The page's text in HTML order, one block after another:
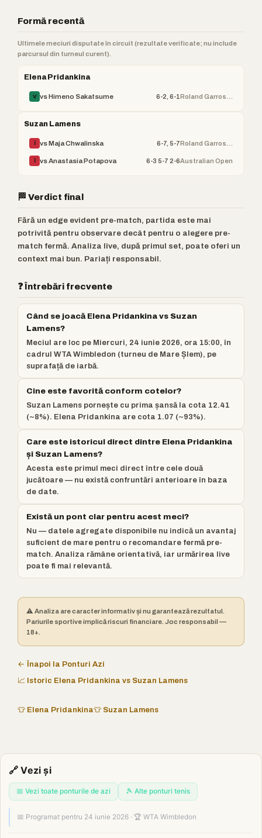
Formă recentă
Ultimele meciuri disputate în circuit (rezultate verificate; nu include
parcursul din turneul curent).
Elena Pridankina
V vs Himeno Sakatsume 6-2, 6-1
Suzan Lamens
Î vs Maja Chwalinska 6-7, 5-7
Î vs Anastasia Potapova 6-3 5-7 2-6Australian Open
🏁 Verdict final
Fără un edge evident pre-match, partida este mai
potrivită pentru observare decât pentru o alegere pre-
match fermă. Analiza live, după primul set, poate oferi un
context mai bun. Pariați responsabil.
❓ Întrebări frecvente
Când se joacă Elena Pridankina vs Suzan
Lamens?
Meciul are loc pe Miercuri, 24 iunie 2026, ora 15:00, în
cadrul WTA Wimbledon (turneu de Mare Șlem), pe
suprafață de iarbă.
Cine este favorită conform cotelor?
Suzan Lamens pornește cu prima șansă la cota 12.41
(~8%). Elena Pridankina are cota 1.07 (~93%).
Care este istoricul direct dintre Elena Pridankina
și Suzan Lamens?
Acesta este primul meci direct între cele două
jucătoare — nu există confruntări anterioare în baza
de date.
Există un pont clar pentru acest meci?
Nu — datele agregate disponibile nu indică un avantaj
suficient de mare pentru o recomandare fermă pre-
match. Analiza rămâne orientativă, iar urmărirea live
poate fi mai relevantă.
⚠️ Analiza are caracter informativ și nu garantează rezultatul.
Pariurile sportive implică riscuri financiare. Joc responsabil —
18+.
← Înapoi la Ponturi Azi
📈 Istoric Elena Pridankina vs Suzan Lamens
👕 Elena Pridankina👕 Suzan Lamens
🔗 Vezi și
📅 Vezi toate ponturile de azi 🎾 Alte ponturi tenis
📅 Programat pentru 24 iunie 2026 · 🏆 WTA Wimbledon